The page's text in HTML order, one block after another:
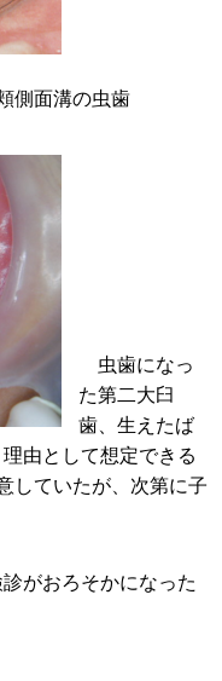
側面溝の虫歯
虫歯になっ
た第二大臼
歯、生えたば
由として想定できる
していたが、次第に子
がおろそかになった